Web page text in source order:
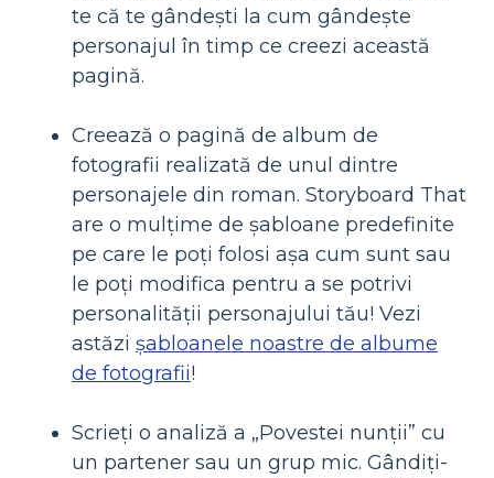
te că te gândești la cum gândește
personajul în timp ce creezi această
pagină.
Creează o pagină de album de
fotografii realizată de unul dintre
personajele din roman. Storyboard That
are o mulțime de șabloane predefinite
pe care le poți folosi așa cum sunt sau
le poți modifica pentru a se potrivi
personalității personajului tău! Vezi
astăzi șabloanele noastre de albume
de fotografii!
Scrieți o analiză a „Povestei nunții” cu
un partener sau un grup mic. Gândiți-